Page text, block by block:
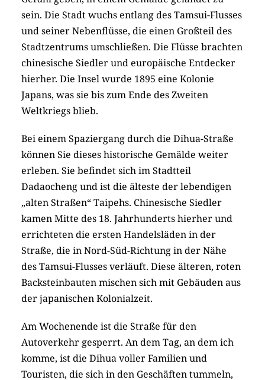
sein. Die Stadt wuchs entlang des Tamsui-Flusses
und seiner Nebenflüsse, die einen Großteil des
Stadtzentrums umschließen. Die Flüsse brachten
chinesische Siedler und europäische Entdecker
hierher. Die Insel wurde 1895 eine Kolonie
Japans, was sie bis zum Ende des Zweiten
Weltkriegs blieb.
Bei einem Spaziergang durch die Dihua-Straße
können Sie dieses historische Gemälde weiter
erleben. Sie befindet sich im Stadtteil
Dadaocheng und ist die älteste der lebendigen
„alten Straßen“ Taipehs. Chinesische Siedler
kamen Mitte des 18. Jahrhunderts hierher und
errichteten die ersten Handelsläden in der
Straße, die in Nord-Süd-Richtung in der Nähe
des Tamsui-Flusses verläuft. Diese älteren, roten
Backsteinbauten mischen sich mit Gebäuden aus
der japanischen Kolonialzeit.
Am Wochenende ist die Straße für den
Autoverkehr gesperrt. An dem Tag, an dem ich
komme, ist die Dihua voller Familien und
Touristen, die sich in den Geschäften tummeln,